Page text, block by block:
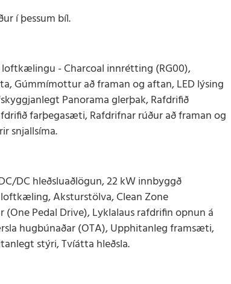
í þessum bíl.
- Charcoal innrétting (RG00),
Gúmmímottur að framan og aftan, LED lýsing
Panorama glerþak, Rafdrifið
farþegasæti, Rafdrifnar rúður að framan og
snjallsíma.
DC hleðsluaðlögun, 22 kW innbyggð
Aksturstölva, Clean Zone
Pedal Drive), Lyklalaus rafdrifin opnun á
hugbúnaðar (OTA), Upphitanleg framsæti,
stýri, Tvíátta hleðsla.